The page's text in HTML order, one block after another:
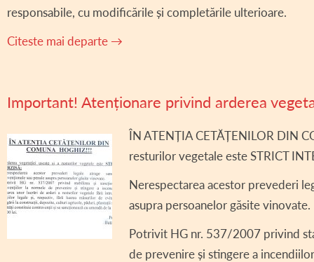
responsabile, cu modificările și completările ulterioare.
Citeste mai departe →
Important! Atenționare privind arderea
ÎN ATENȚIA CETĂȚENILOR DIN
resturilor vegetale este STRICT
Nerespectarea acestor prevederi
asupra persoanelor găsite vinovate.
Potrivit HG nr. 537/2007 privind
de prevenire și stingere a